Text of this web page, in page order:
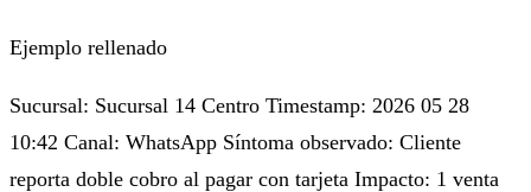
Ejemplo rellenado
Sucursal: Sucursal 14 Centro Timestamp: 2026 05 28
10:42 Canal: WhatsApp Síntoma observado: Cliente
reporta doble cobro al pagar con tarjeta Impacto: 1 venta